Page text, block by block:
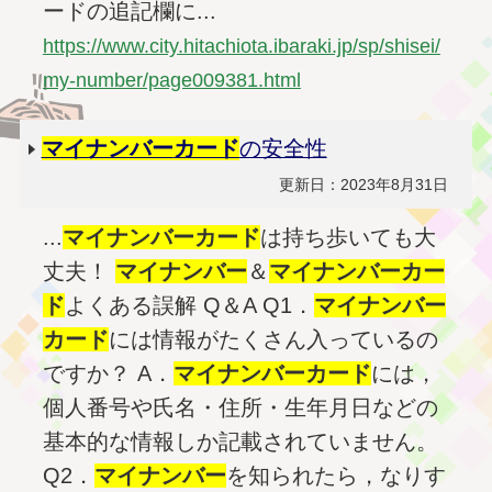
ードの追記欄に...
https://www.city.hitachiota.ibaraki.jp/sp/shisei/
my-number/page009381.html
マイナンバーカードの安全性
更新日：2023年8月31日
...マイナンバーカードは持ち歩いても大
丈夫！ マイナンバー ＆ マイナンバーカー
ドよくある誤解 Q＆A Q1． マイナンバー
カードには情報がたくさん入っているの
ですか？ A． マイナンバーカードには，
個人番号や氏名・住所・生年月日などの
基本的な情報しか記載されていません。
Q2． マイナンバーを知られたら，なりす